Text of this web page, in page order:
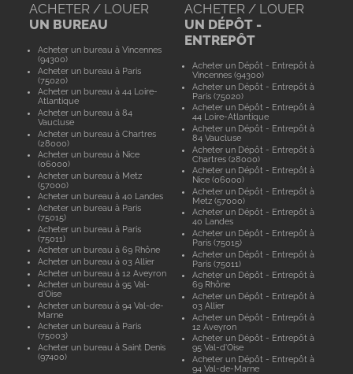
ACHETER / LOUER
UN BUREAU
Acheter un bureau à Vincennes
(94300)
Acheter un bureau à Paris
(75020)
Acheter un bureau à 44 Loire-
Atlantique
Acheter un bureau à 84
Vaucluse
Acheter un bureau à Chartres
(28000)
Acheter un bureau à Nice
(06000)
Acheter un bureau à Metz
(57000)
Acheter un bureau à 40 Landes
Acheter un bureau à Paris
(75015)
Acheter un bureau à Paris
(75011)
Acheter un bureau à 69 Rhône
Acheter un bureau à 03 Allier
Acheter un bureau à 12 Aveyron
Acheter un bureau à 95 Val-
d'Oise
Acheter un bureau à 94 Val-de-
Marne
Acheter un bureau à Paris
(75003)
Acheter un bureau à Saint Denis
(97400)
ACHETER / LOUER
UN DÉPÔT -
ENTREPÔT
Acheter un Dépôt - Entrepôt à
Vincennes (94300)
Acheter un Dépôt - Entrepôt à
Paris (75020)
Acheter un Dépôt - Entrepôt à
44 Loire-Atlantique
Acheter un Dépôt - Entrepôt à
84 Vaucluse
Acheter un Dépôt - Entrepôt à
Chartres (28000)
Acheter un Dépôt - Entrepôt à
Nice (06000)
Acheter un Dépôt - Entrepôt à
Metz (57000)
Acheter un Dépôt - Entrepôt à
40 Landes
Acheter un Dépôt - Entrepôt à
Paris (75015)
Acheter un Dépôt - Entrepôt à
Paris (75011)
Acheter un Dépôt - Entrepôt à
69 Rhône
Acheter un Dépôt - Entrepôt à
03 Allier
Acheter un Dépôt - Entrepôt à
12 Aveyron
Acheter un Dépôt - Entrepôt à
95 Val-d'Oise
Acheter un Dépôt - Entrepôt à
94 Val-de-Marne